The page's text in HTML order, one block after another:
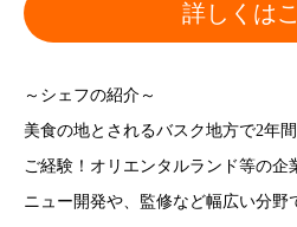
詳しくは
～シェフの紹介～
美食の地とされるバスク地方で2年
ご経験！オリエンタルランド等の企
ニュー開発や、監修など幅広い分野